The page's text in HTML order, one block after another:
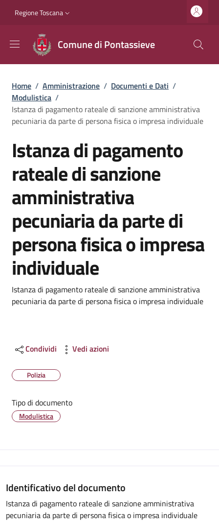
Slim top
Regione Toscana
Comune di Pontassieve
Briciole di pane
Home / Amministrazione / Documenti e Dati /
Modulistica /
Istanza di pagamento rateale di sanzione amministrativa
pecuniaria da parte di persona fisica o impresa individuale
Istanza di pagamento
rateale di sanzione
amministrativa
pecuniaria da parte di
persona fisica o impresa
individuale
Dettagli
Istanza di pagamento rateale di sanzione amministrativa
pecuniaria da parte di persona fisica o impresa individuale
Condividi Vedi azioni
Polizia
Tipo di documento
Modulistica
Identificativo del documento
Istanza di pagamento rateale di sanzione amministrativa
pecuniaria da parte di persona fisica o impresa individuale